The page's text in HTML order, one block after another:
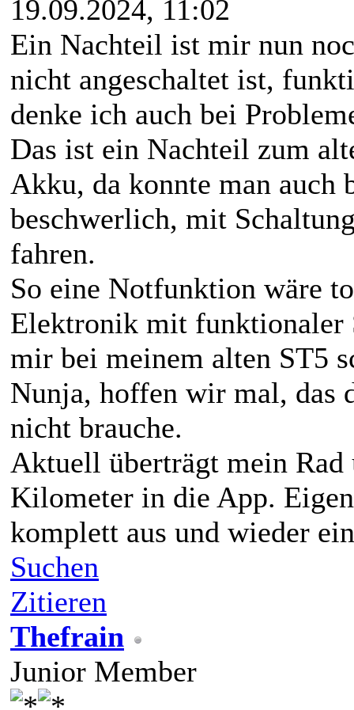
19.09.2024, 11:02
Ein Nachteil ist mir nun
nicht angeschaltet ist,
denke ich auch bei
Das ist ein Nachteil zum
Akku, da konnte man auch
beschwerlich, mit
fahren.
So eine Notfunktion wäre
Elektronik mit funktionaler
mir bei meinem alten ST5
Nunja, hoffen wir mal, das
nicht brauche.
Aktuell überträgt mein Rad
Kilometer in die App.
komplett aus und wieder
Suchen
Zitieren
Thefrain
Junior Member